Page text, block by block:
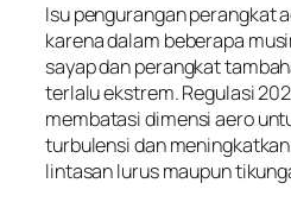
Isu pengurangan perangkat
karena dalam beberapa
sayap dan perangkat
terlalu ekstrem. Regulasi
membatasi dimensi aero
turbulensi dan
lintasan lurus maupun